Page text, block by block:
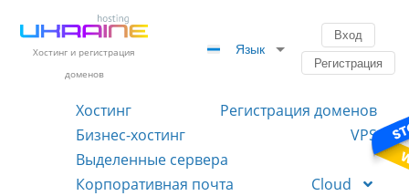
Хостинг и регистрация
доменов
Язык
Вход
Регистрация
Хостинг
Регистрация доменов
Бизнес-хостинг
VPS
Выделенные сервера
Корпоративная почта
Cloud